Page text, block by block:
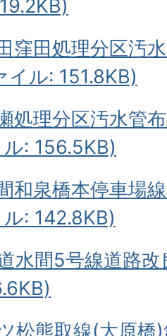
窪田処理分区汚
イル: 151.8KB)
処理分区汚水管
: 156.5KB)
和泉橋本停車場
: 142.8KB)
水間5号線道路改
松熊取線(大原橋